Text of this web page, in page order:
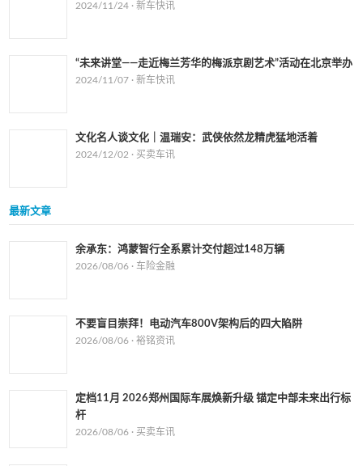
2024/11/24 ·新车快讯
“未来讲堂——走近梅兰芳华的梅派京剧艺术”活动在北京举办
2024/11/07 ·新车快讯
文化名人谈文化｜温瑞安：武侠依然龙精虎猛地活着
2024/12/02 · 买卖车讯
最新文章
余承东：鸿蒙智行全系累计交付超过148万辆
2026/08/06 ·车险金融
不要盲目崇拜！电动汽车800V架构后的四大陷阱
2026/08/06 ·裕铭资讯
定档11月 2026郑州国际车展焕新升级 锚定中部未来出行标
杆
2026/08/06 · 买卖车讯